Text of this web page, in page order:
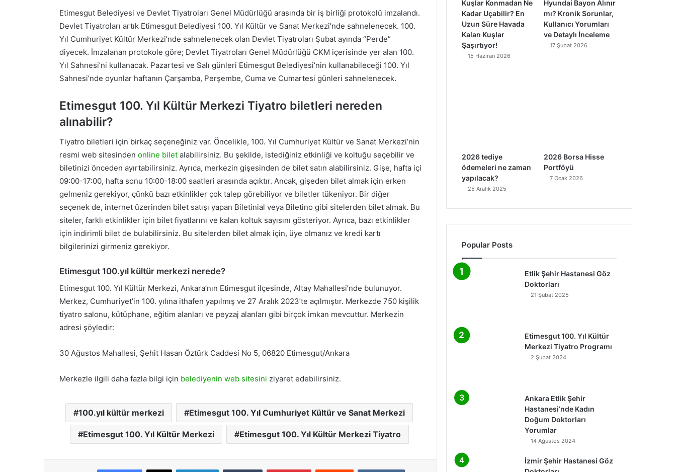
Etimesgut Belediyesi ve Devlet Tiyatroları Genel Müdürlüğü arasında bir iş birliği protokolü imzalandı.
Devlet Tiyatroları artık Etimesgut Belediyesi 100. Yıl Kültür ve Sanat Merkezi’nde sahnelenecek. 100.
Yıl Cumhuriyet Kültür Merkezi’nde sahnelenecek olan Devlet Tiyatroları Şubat ayında “Perde”
diyecek. İmzalanan protokole göre; Devlet Tiyatroları Genel Müdürlüğü CKM içerisinde yer alan 100.
Yıl Sahnesi’ni kullanacak. Pazartesi ve Salı günleri Etimesgut Belediyesi’nin kullanabileceği 100. Yıl
Sahnesi’nde oyunlar haftanın Çarşamba, Perşembe, Cuma ve Cumartesi günleri sahnelenecek.
Etimesgut 100. Yıl Kültür Merkezi Tiyatro biletleri nereden
alınabilir?
Tiyatro biletleri için birkaç seçeneğiniz var. Öncelikle, 100. Yıl Cumhuriyet Kültür ve Sanat Merkezi’nin
resmi web sitesinden online bilet alabilirsiniz. Bu şekilde, istediğiniz etkinliği ve koltuğu seçebilir ve
biletinizi önceden ayırtabilirsiniz. Ayrıca, merkezin gişesinden de bilet satın alabilirsiniz. Gişe, hafta içi
09:00-17:00, hafta sonu 10:00-18:00 saatleri arasında açıktır. Ancak, gişeden bilet almak için erken
gelmeniz gerekiyor, çünkü bazı etkinlikler çok talep görebiliyor ve biletler tükeniyor. Bir diğer
seçenek de, internet üzerinden bilet satışı yapan Biletinial veya Biletino gibi sitelerden bilet almak. Bu
siteler, farklı etkinlikler için bilet fiyatlarını ve kalan koltuk sayısını gösteriyor. Ayrıca, bazı etkinlikler
için indirimli bilet de bulabilirsiniz. Bu sitelerden bilet almak için, üye olmanız ve kredi kartı
bilgilerinizi girmeniz gerekiyor.
Etimesgut 100.yıl kültür merkezi nerede?
Etimesgut 100. Yıl Kültür Merkezi, Ankara’nın Etimesgut ilçesinde, Altay Mahallesi’nde bulunuyor.
Merkez, Cumhuriyet’in 100. yılına ithafen yapılmış ve 27 Aralık 2023’te açılmıştır. Merkezde 750 kişilik
tiyatro salonu, kütüphane, eğitim alanları ve peyzaj alanları gibi birçok imkan mevcuttur. Merkezin
adresi şöyledir:
30 Ağustos Mahallesi, Şehit Hasan Öztürk Caddesi No 5, 06820 Etimesgut/Ankara
Merkezle ilgili daha fazla bilgi için belediyenin web sitesini ziyaret edebilirsiniz.
100.yıl kültür merkezi Etimesgut 100. Yıl Cumhuriyet Kültür ve Sanat Merkezi
Etimesgut 100. Yıl Kültür Merkezi Etimesgut 100. Yıl Kültür Merkezi Tiyatro
Kuşlar Konmadan Ne
Kadar Uçabilir? En
Uzun Süre Havada
Kalan Kuşlar
Şaşırtıyor!
15 Haziran 2026
Hyundai Bayon Alınır
mı? Kronik Sorunlar,
Kullanıcı Yorumları
ve Detaylı İnceleme
17 Şubat 2026
2026 tediye
ödemeleri ne zaman
yapılacak?
25 Aralık 2025
2026 Borsa Hisse
Portföyü
7 Ocak 2026
Popular Posts
Etlik Şehir Hastanesi Göz
Doktorları
21 Şubat 2025
Etimesgut 100. Yıl Kültür
Merkezi Tiyatro Programı
2 Şubat 2024
Ankara Etlik Şehir
Hastanesi’nde Kadın
Doğum Doktorları
Yorumlar
14 Ağustos 2024
İzmir Şehir Hastanesi Göz